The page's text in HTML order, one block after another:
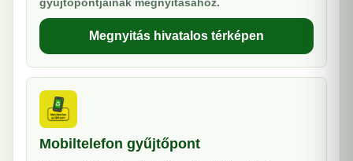
Megnyitás hivatalos térképen
Mobiltelefon gyűjtőpont